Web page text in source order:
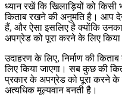
ध्यान रखें कि खिलाड़ियों को
किताब रखने की अनुमति है। आप
हैं, और ऐसा इसलिए है क्योंकि
अपग्रेड को पूरा करने के लिए किया
उदाहरण के लिए, निर्माण की
लिए किया जाएगा। सब कुछ की
प्रकार के अपग्रेड को पूरा करने
अत्यधिक मूल्यवान बनती है।